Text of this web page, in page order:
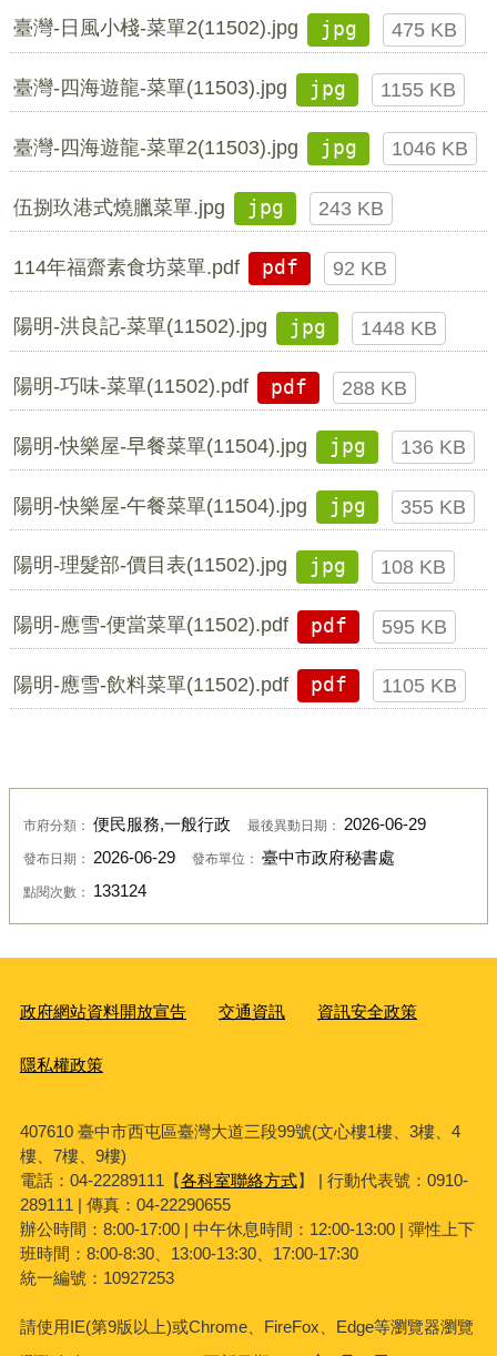
臺灣-日風小棧-菜單2(11502).jpg jpg 475 KB
臺灣-四海遊龍-菜單(11503).jpg jpg 1155 KB
臺灣-四海遊龍-菜單2(11503).jpg jpg 1046 KB
伍捌玖港式燒臘菜單.jpg jpg 243 KB
114年福齋素食坊菜單.pdf pdf 92 KB
陽明-洪良記-菜單(11502).jpg jpg 1448 KB
陽明-巧味-菜單(11502).pdf pdf 288 KB
陽明-快樂屋-早餐菜單(11504).jpg jpg 136 KB
陽明-快樂屋-午餐菜單(11504).jpg jpg 355 KB
陽明-理髮部-價目表(11502).jpg jpg 108 KB
陽明-應雪-便當菜單(11502).pdf pdf 595 KB
陽明-應雪-飲料菜單(11502).pdf pdf 1105 KB
市府分類： 便民服務,一般行政 最後異動日期： 2026-06-29
發布日期： 2026-06-29 發布單位： 臺中市政府秘書處
點閱次數： 133124
政府網站資料開放宣告 交通資訊 資訊安全政策
隱私權政策
407610 臺中市西屯區臺灣大道三段99號(文心樓1樓、3樓、4
樓、7樓、9樓)
電話：04-22289111【各科室聯絡方式】 | 行動代表號：0910-
289111 | 傳真：04-22290655
辦公時間：8:00-17:00 | 中午休息時間：12:00-13:00 | 彈性上下
班時間：8:00-8:30、13:00-13:30、17:00-17:30
統一編號：10927253
請使用 IE(第9版以上)或Chrome、 FireFox、 Edge等瀏覽器瀏覽